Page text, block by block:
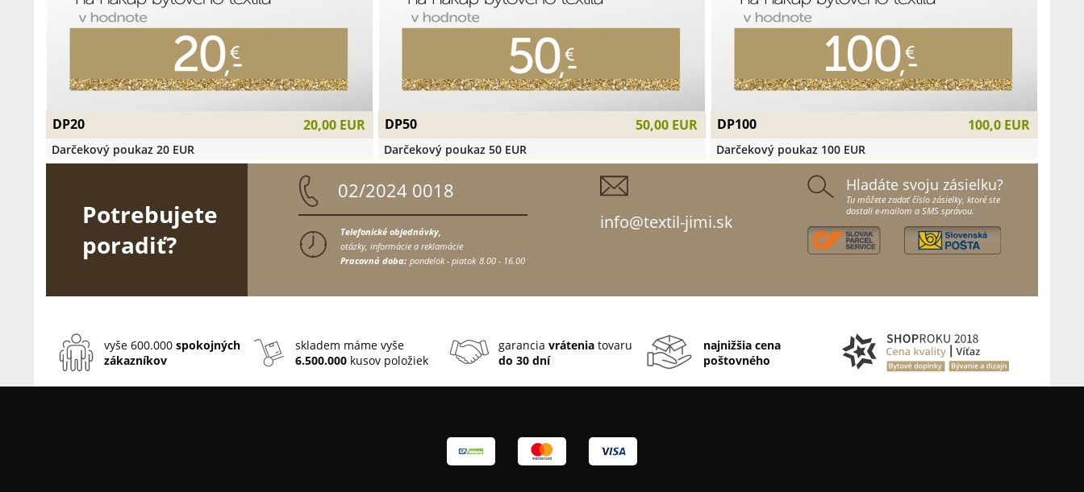
DP20 20,00 EUR
Darčekový poukaz 20 EUR
DP50 50,00 EUR
Darčekový poukaz 50 EUR
DP100 100,0 EUR
Darčekový poukaz 100 EUR
Potrebujete
poradiť?
02/2024 0018
Telefonické objednávky,
otázky, informácie a reklamácie
Pracovná doba: pondelok - piatok 8.00 - 16.00
info@textil-jimi.sk
Hladáte svoju zásielku?
Tu môžete zadať číslo zásielky, ktoré ste
dostali e-mailom a SMS správou.
vyše 600.000spokojných
zákazníkov
skladem máme vyše
6.500.000kusov položiek
garanciavrátenia tovaru
do 30 dní
najnižšia cena
poštovného